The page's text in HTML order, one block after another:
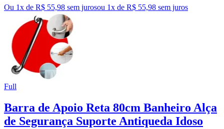
Ou 1x de R$ 55,98 sem jurosou 1x de R$ 55,98 sem juros
Full
Barra de Apoio Reta 80cm Banheiro Alça
de Segurança Suporte Antiqueda Idoso